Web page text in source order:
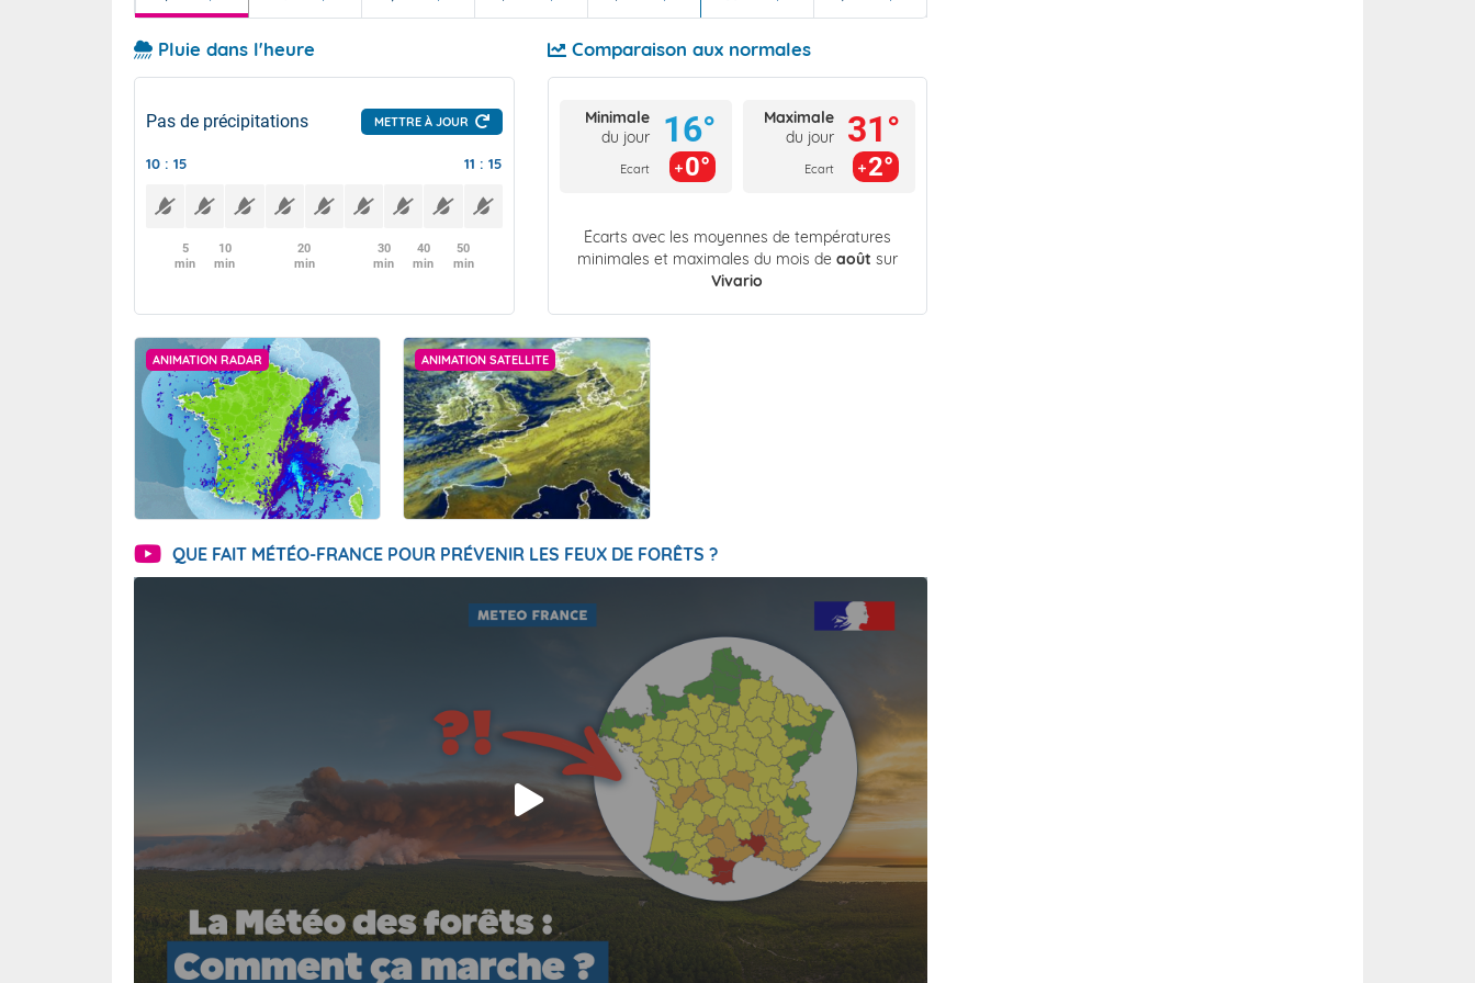
Pluie dans l'heure
Pas de précipitations METTRE À JOUR
10 : 15 11 : 15
5
min
10
min
20
min
30
min
40
min
50
min
Comparaison aux normales
Minimale
du jour
Ecart
16°
0°
Maximale
du jour
Ecart
31°
2°
Écarts avec les moyennes de températures
minimales et maximales du mois de août sur
Vivario
ANIMATION RADAR ANIMATION SATELLITE
QUE FAIT MÉTÉO-FRANCE POUR PRÉVENIR LES FEUX DE FORÊTS ?